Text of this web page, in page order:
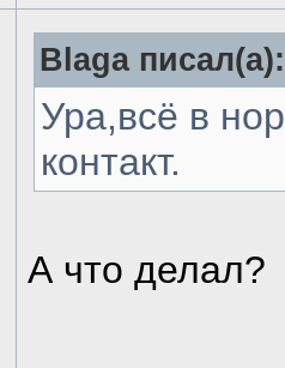
Blaga писал(а):
Ура,всё в
контакт.
А что делал?